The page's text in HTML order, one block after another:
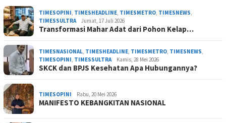
TIMESOPINI, TIMESHEADLINE, TIMESMETRO, TIMESNEWS,
TIMESSULTRA
Jumat, 17 Juli 2026
Transformasi Mahar Adat dari Pohon Kelap…
TIMESNASIONAL, TIMESHEADLINE, TIMESMETRO, TIMESNEWS,
TIMESOPINI, TIMESSULTRA Kamis, 28 Mei 2026
SKCK dan BPJS Kesehatan Apa Hubungannya?
TIMESOPINI Rabu, 20 Mei 2026
MANIFESTO KEBANGKITAN NASIONAL